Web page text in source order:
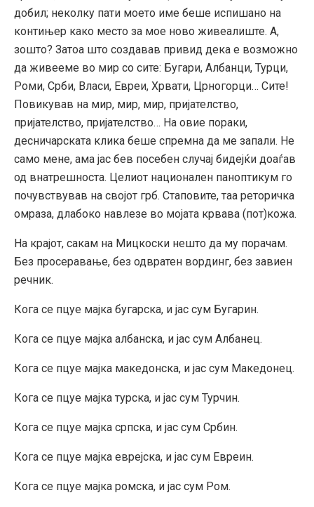
добил; неколку пати моето име беше испишано на
контињер како место за мое ново живеалиште. А,
зошто? Затоа што создавав привид дека е возможно
да живееме во мир со сите: Бугари, Албанци, Турци,
Роми, Срби, Власи, Евреи, Хрвати, Црногорци… Сите!
Повикував на мир, мир, мир, пријателство,
пријателство, пријателство… На овие пораки,
десничарската клика беше спремна да ме запали. Не
само мене, ама јас бев посебен случај бидејќи доаѓав
од внатрешноста. Целиот национален паноптикум го
почувствував на својот грб. Стаповите, таа реторичка
омраза, длабоко навлезе во мојата крвава (пот)кожа.
На крајот, сакам на Мицкоски нешто да му порачам.
Без просеравање, без одвратен вординг, без завиен
речник.
Кога се пцуе мајка бугарска, и јас сум Бугарин.
Кога се пцуе мајка албанска, и јас сум Албанец.
Кога се пцуе мајка македонска, и јас сум Македонец.
Кога се пцуе мајка турска, и јас сум Турчин.
Кога се пцуе мајка српска, и јас сум Србин.
Кога се пцуе мајка еврејска, и јас сум Евреин.
Кога се пцуе мајка ромска, и јас сум Ром.